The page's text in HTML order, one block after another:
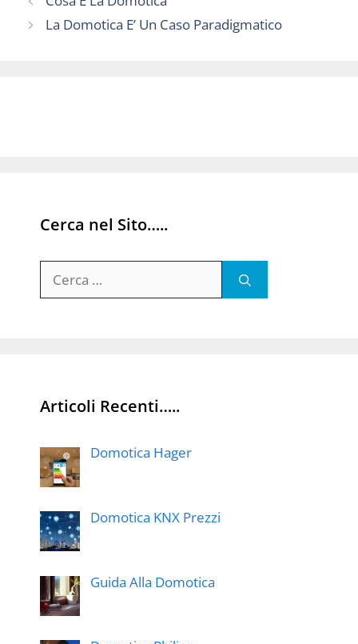
La Domotica E’ Un Caso Paradigmatico
Cerca nel Sito…..
per:
Articoli Recenti…..
Domotica Hager
Domotica KNX Prezzi
Guida Alla Domotica